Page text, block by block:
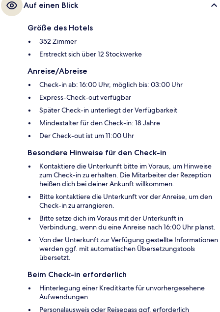
Auf einen Blick
Größe des Hotels
352 Zimmer
Erstreckt sich über 12 Stockwerke
Anreise/Abreise
Check-in ab: 16:00 Uhr, möglich bis: 03:00 Uhr
Express-Check-out verfügbar
Später Check-in unterliegt der Verfügbarkeit
Mindestalter für den Check-in: 18 Jahre
Der Check-out ist um 11:00 Uhr
Besondere Hinweise für den Check-in
Kontaktiere die Unterkunft bitte im Voraus, um Hinweise
zum Check-in zu erhalten. Die Mitarbeiter der Rezeption
heißen dich bei deiner Ankunft willkommen.
Bitte kontaktiere die Unterkunft vor der Anreise, um den
Check-in zu arrangieren.
Bitte setze dich im Voraus mit der Unterkunft in
Verbindung, wenn du eine Anreise nach 16:00 Uhr planst.
Von der Unterkunft zur Verfügung gestellte Informationen
werden ggf. mit automatischen Übersetzungstools
übersetzt.
Beim Check-in erforderlich
Hinterlegung einer Kreditkarte für unvorhergesehene
Aufwendungen
Personalausweis oder Reisepass ggf. erforderlich